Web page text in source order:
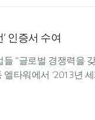
인증서 수여
들 "글로벌 경쟁력을
타워에서 ‘2013년